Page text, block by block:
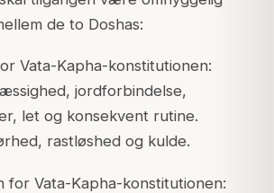
de to Doshas:
Vata-Kapha-konstitutionen:
jordforbindelse,
let og konsekvent rutine.
rastløshed og kulde.
for Vata-Kapha-konstitutionen: